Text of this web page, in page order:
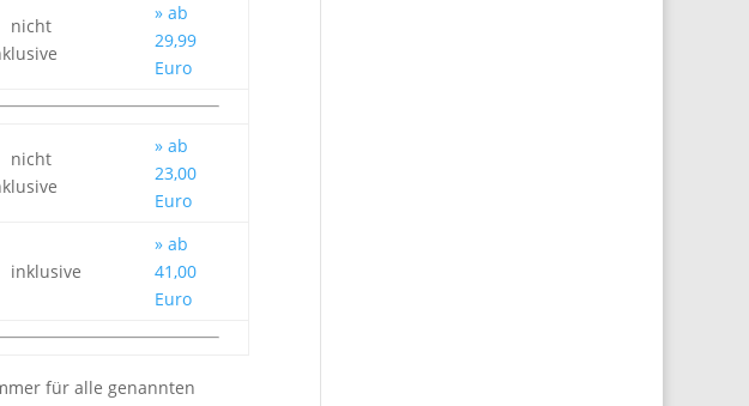
nicht
» ab
29,99
Euro
nicht
» ab
23,00
Euro
inklusive
» ab
41,00
Euro
für alle genannten